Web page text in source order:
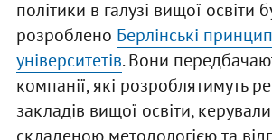
політики в галузі вищої освіти
розроблено Берлінські
університетів. Вони
компанії, які розроблятимуть
закладів вищої освіти,
складеною методологією та